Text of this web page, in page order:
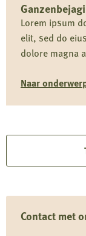
Contact met
Lorem ipsum
elit, sed do
dolore magna
Naar
Ganzenbejaging